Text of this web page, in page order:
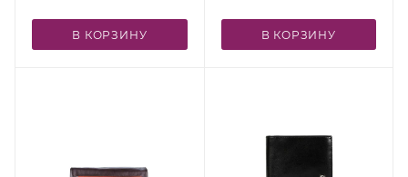
В КОРЗИНУ В КОРЗИНУ